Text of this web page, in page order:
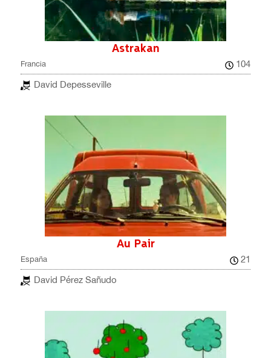
Astrakan
Francia
104
David Depesseville
Au Pair
España
21
David Pérez Sañudo